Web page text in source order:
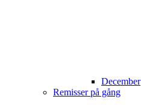
December
Remisser på gång